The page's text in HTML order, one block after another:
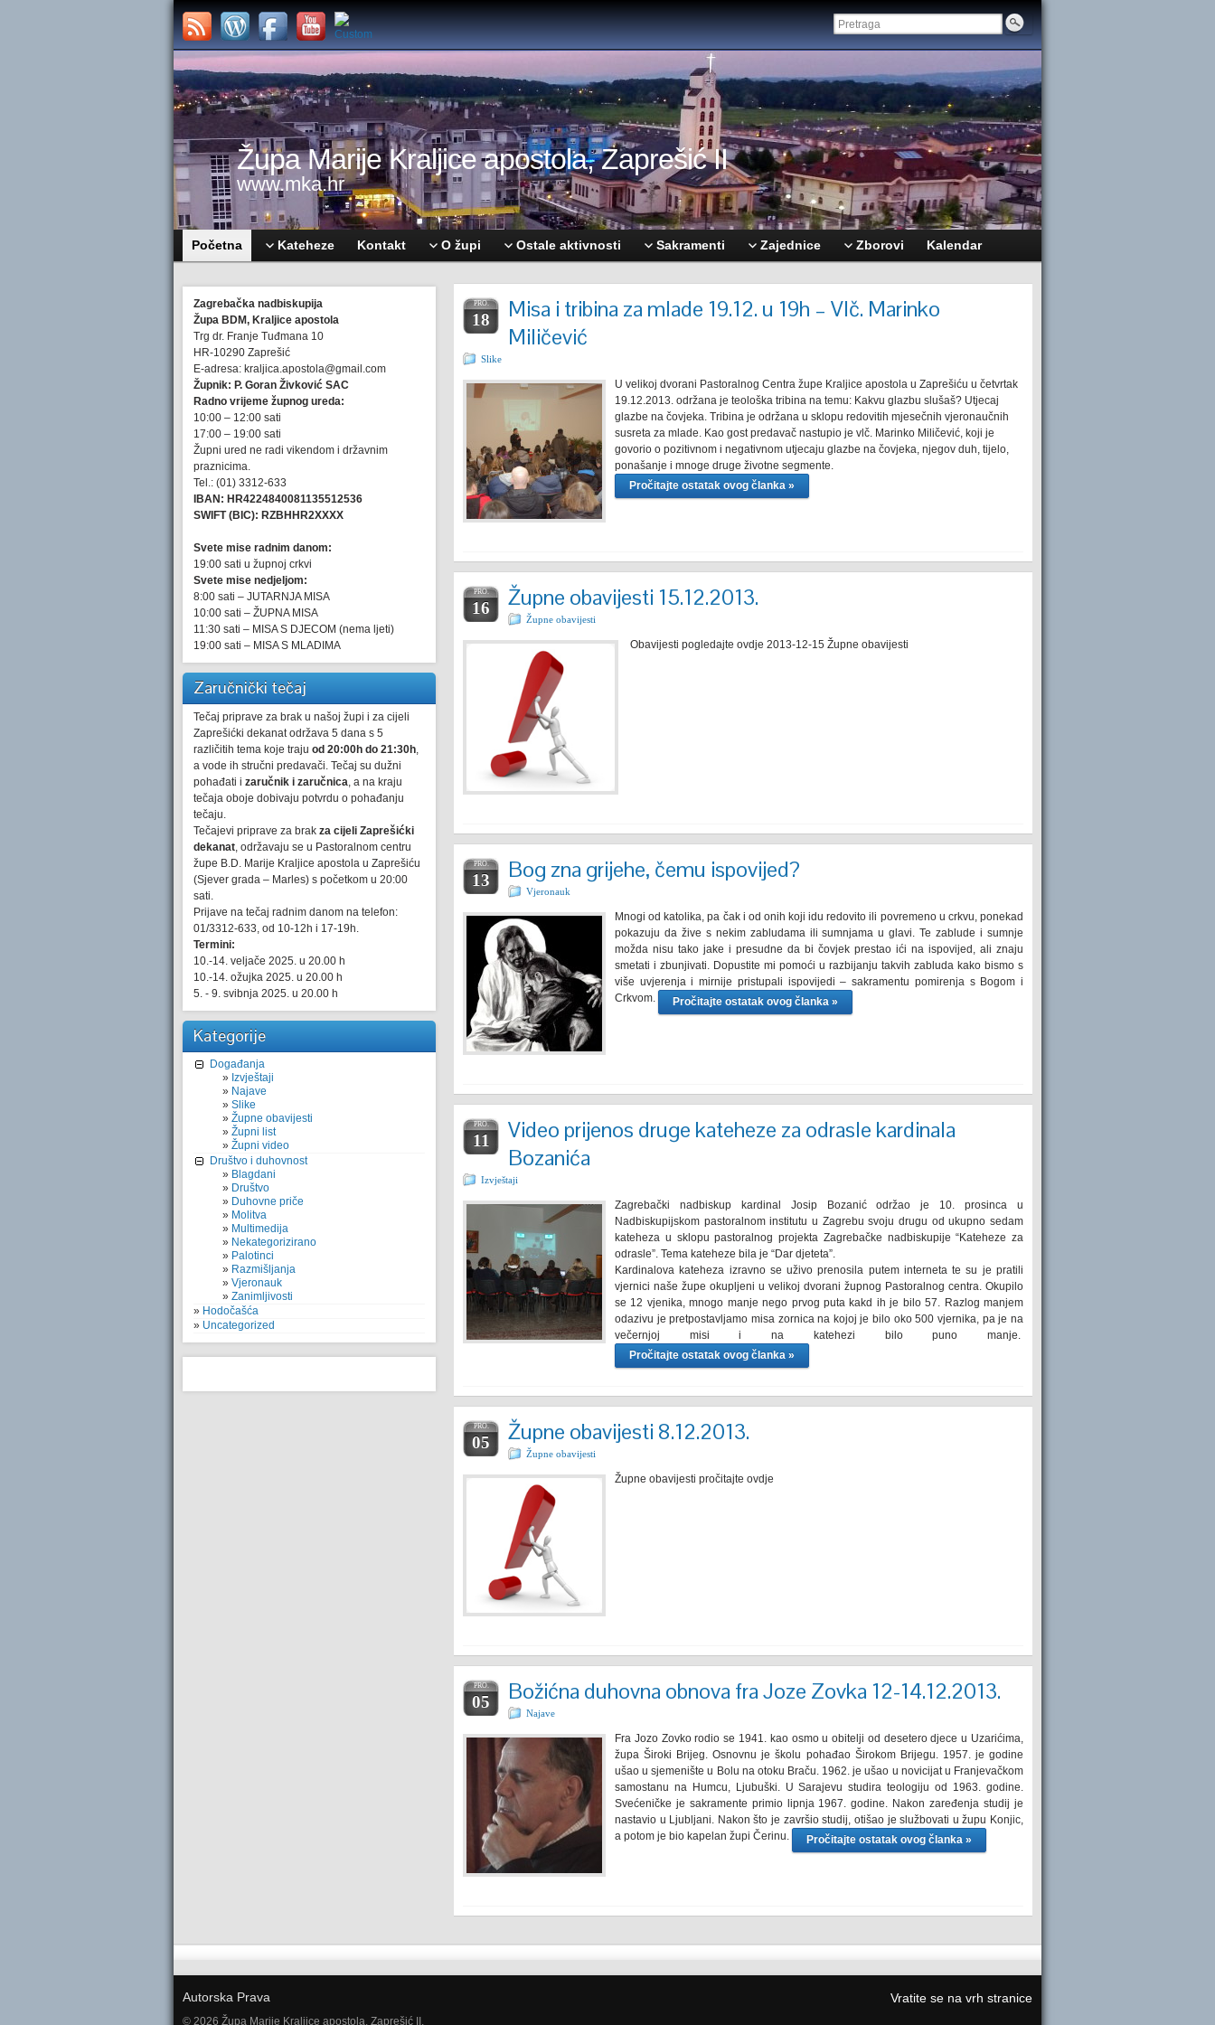
Župa Marije Kraljice apostola, Zaprešić II
www.mka.hr
Početna Kateheze Kontakt O župi Ostale aktivnosti Sakramenti Zajednice Zborovi Kalendar
Zagrebačka nadbiskupija
Župa BDM, Kraljice apostola
Trg dr. Franje Tuđmana 10
HR-10290 Zaprešić
E-adresa: kraljica.apostola@gmail.com
Župnik: P. Goran Živković SAC
Radno vrijeme župnog ureda:
10:00 – 12:00 sati
17:00 – 19:00 sati
Župni ured ne radi vikendom i državnim
praznicima.
Tel.: (01) 3312-633
IBAN: HR4224840081135512536
SWIFT (BIC): RZBHHR2XXXX
Svete mise radnim danom:
19:00 sati u župnoj crkvi
Svete mise nedjeljom:
8:00 sati – JUTARNJA MISA
10:00 sati – ŽUPNA MISA
11:30 sati – MISA S DJECOM (nema ljeti)
19:00 sati – MISA S MLADIMA
Zaručnički tečaj
Tečaj priprave za brak u našoj župi i za cijeli
Zaprešićki dekanat održava 5 dana s 5
različitih tema koje traju od 20:00h do 21:30h,
a vode ih stručni predavači. Tečaj su dužni
pohađati i zaručnik i zaručnica, a na kraju
tečaja oboje dobivaju potvrdu o pohađanju
tečaju.
Tečajevi priprave za brak za cijeli Zaprešićki
dekanat, održavaju se u Pastoralnom centru
župe B.D. Marije Kraljice apostola u Zaprešiću
(Sjever grada – Marles) s početkom u 20:00
sati.
Prijave na tečaj radnim danom na telefon:
01/3312-633, od 10-12h i 17-19h.
Termini:
10.-14. veljače 2025. u 20.00 h
10.-14. ožujka 2025. u 20.00 h
5. - 9. svibnja 2025. u 20.00 h
Kategorije
Događanja
Izvještaji
Najave
Slike
Župne obavijesti
Župni list
Župni video
Društvo i duhovnost
Blagdani
Društvo
Duhovne priče
Molitva
Multimedija
Nekategorizirano
Palotinci
Razmišljanja
Vjeronauk
Zanimljivosti
Hodočašća
Uncategorized
PRO.
18
Misa i tribina za mlade 19.12. u 19h – Vlč. Marinko
Miličević
Slike
U velikoj dvorani Pastoralnog Centra župe Kraljice apostola u Zaprešiću u četvrtak
19.12.2013. održana je teološka tribina na temu: Kakvu glazbu slušaš? Utjecaj
glazbe na čovjeka. Tribina je održana u sklopu redovitih mjesečnih vjeronaučnih
susreta za mlade. Kao gost predavač nastupio je vlč. Marinko Miličević, koji je
govorio o pozitivnom i negativnom utjecaju glazbe na čovjeka, njegov duh, tijelo,
ponašanje i mnoge druge životne segmente.
Pročitajte ostatak ovog članka »
PRO.
16 Župne obavijesti 15.12.2013.
Župne obavijesti
Obavijesti pogledajte ovdje 2013-12-15 Župne obavijesti
PRO.
13 Bog zna grijehe, čemu ispovijed?
Vjeronauk
Mnogi od katolika, pa čak i od onih koji idu redovito ili povremeno u crkvu, ponekad
pokazuju da žive s nekim zabludama ili sumnjama u glavi. Te zablude i sumnje
možda nisu tako jake i presudne da bi čovjek prestao ići na ispovijed, ali znaju
smetati i zbunjivati. Dopustite mi pomoći u razbijanju takvih zabluda kako bismo s
više uvjerenja i mirnije pristupali ispovijedi – sakramentu pomirenja s Bogom i
Crkvom.
Pročitajte ostatak ovog članka »
PRO.
11
Video prijenos druge kateheze za odrasle kardinala
Bozanića
Izvještaji
Zagrebački nadbiskup kardinal Josip Bozanić održao je 10. prosinca u
Nadbiskupijskom pastoralnom institutu u Zagrebu svoju drugu od ukupno sedam
kateheza u sklopu pastoralnog projekta Zagrebačke nadbiskupije “Kateheze za
odrasle”. Tema kateheze bila je “Dar djeteta”.
Kardinalova kateheza izravno se uživo prenosila putem interneta te su je pratili
vjernici naše župe okupljeni u velikoj dvorani župnog Pastoralnog centra. Okupilo
se 12 vjenika, mnogo manje nego prvog puta kakd ih je bilo 57. Razlog manjem
odazivu je pretpostavljamo misa zornica na kojoj je bilo oko 500 vjernika, pa je na
večernjoj misi i na katehezi bilo puno manje.
Pročitajte ostatak ovog članka »
PRO.
05 Župne obavijesti 8.12.2013.
Župne obavijesti
Župne obavijesti pročitajte ovdje
PRO.
05 Božićna duhovna obnova fra Joze Zovka 12-14.12.2013.
Najave
Fra Jozo Zovko rodio se 1941. kao osmo u obitelji od desetero djece u Uzarićima,
župa Široki Brijeg. Osnovnu je školu pohađao Širokom Brijegu. 1957. je godine
ušao u sjemenište u Bolu na otoku Braču. 1962. je ušao u novicijat u Franjevačkom
samostanu na Humcu, Ljubuški. U Sarajevu studira teologiju od 1963. godine.
Svećeničke je sakramente primio lipnja 1967. godine. Nakon zaređenja studij je
nastavio u Ljubljani. Nakon što je završio studij, otišao je službovati u župu Konjic,
a potom je bio kapelan župi Čerinu.
Pročitajte ostatak ovog članka »
Autorska Prava
© 2026 Župa Marije Kraljice apostola, Zaprešić II.
Vratite se na vrh stranice